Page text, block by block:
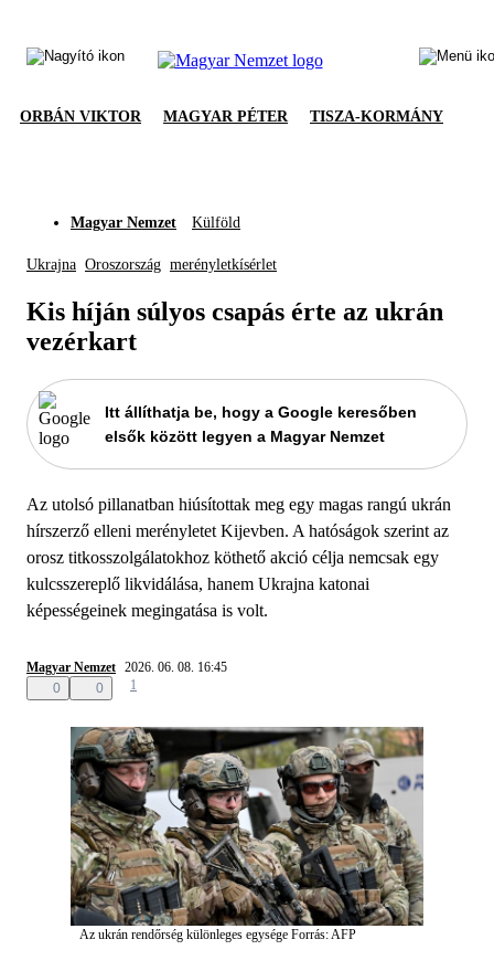
ORBÁN VIKTOR MAGYAR PÉTER TISZA-KORMÁNY
Magyar Nemzet Külföld
Ukrajna Oroszország merényletkísérlet
Kis híján súlyos csapás érte az ukrán
vezérkart
Itt állíthatja be, hogy a Google keresőben
elsők között legyen a Magyar Nemzet
Az utolsó pillanatban hiúsítottak meg egy magas rangú ukrán
hírszerző elleni merényletet Kijevben. A hatóságok szerint az
orosz titkosszolgálatokhoz köthető akció célja nemcsak egy
kulcsszereplő likvidálása, hanem Ukrajna katonai
képességeinek megingatása is volt.
Magyar Nemzet 2026. 06. 08. 16:45
0
0 1
Az ukrán rendőrség különleges egysége Forrás: AFP